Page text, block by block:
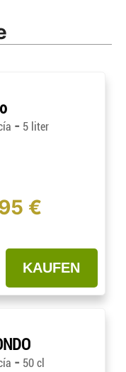
- 5 liter
€
KAUFEN
- 50 cl